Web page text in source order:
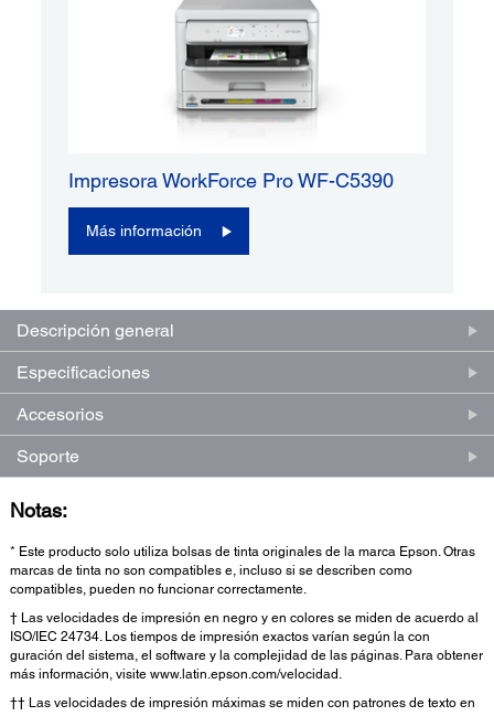
Impresora WorkForce Pro WF-C5390
Más información
Descripción general
Especificaciones
Accesorios
Soporte
Notas:
* Este producto solo utiliza bolsas de tinta originales de la marca Epson. Otras
marcas de tinta no son compatibles e, incluso si se describen como
compatibles, pueden no funcionar correctamente.
† Las velocidades de impresión en negro y en colores se miden de acuerdo al
ISO/IEC 24734. Los tiempos de impresión exactos varían según la con
guración del sistema, el software y la complejidad de las páginas. Para obtener
más información, visite www.latin.epson.com/velocidad.
†† Las velocidades de impresión máximas se miden con patrones de texto en